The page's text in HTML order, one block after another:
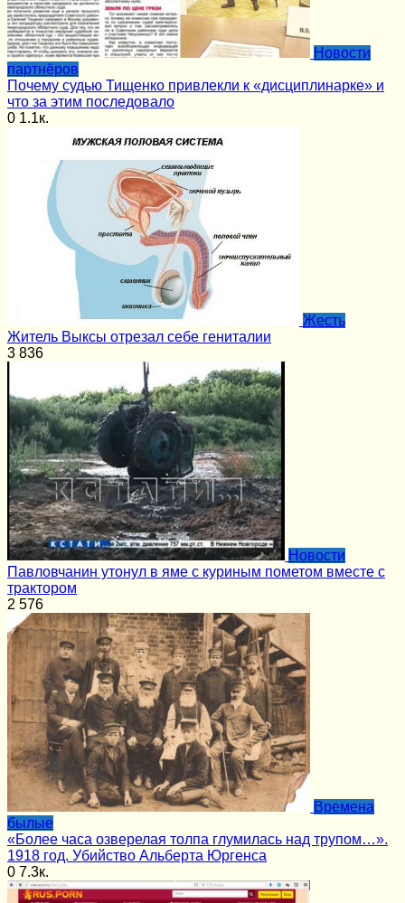
Новости
партнёров
Почему судью Тищенко привлекли к «дисциплинарке» и
что за этим последовало
0 1.1к.
Жесть
Житель Выксы отрезал себе гениталии
3 836
Новости
Павловчанин утонул в яме с куриным пометом вместе с
трактором
2 576
Времена
былые
«Более часа озверелая толпа глумилась над трупом…».
1918 год. Убийство Альберта Юргенса
0 7.3к.